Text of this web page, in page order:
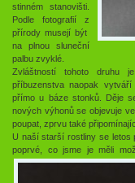
stinném stanovišti.
Podle fotografií z
přírody musejí být
na plnou sluneční
palbu zvyklé.
Zvláštností tohoto druhu
příbuzenstva naopak
přímo u báze stonků. Děje
nových výhonů se objevuje
poupat, zprvu také
U naší starší rostliny se letos
poprvé, co jsme je měli